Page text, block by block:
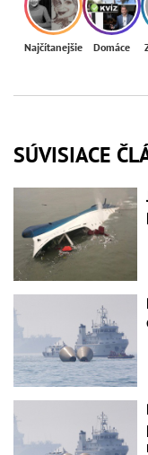
Najčítanejšie Domáce
SÚVISIACE